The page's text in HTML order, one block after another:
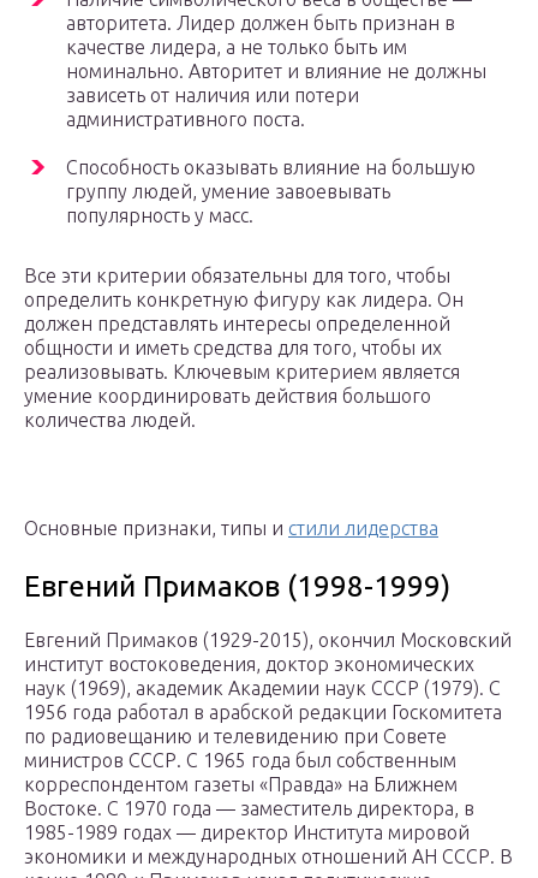
авторитета. Лидер должен быть признан в
качестве лидера, а не только быть им
номинально. Авторитет и влияние не должны
зависеть от наличия или потери
административного поста.
Способность оказывать влияние на большую
группу людей, умение завоевывать
популярность у масс.
Все эти критерии обязательны для того, чтобы
определить конкретную фигуру как лидера. Он
должен представлять интересы определенной
общности и иметь средства для того, чтобы их
реализовывать. Ключевым критерием является
умение координировать действия большого
количества людей.
Основные признаки, типы и стили лидерства
Евгений Примаков (1998-1999)
Евгений Примаков (1929-2015), окончил Московский
институт востоковедения, доктор экономических
наук (1969), академик Академии наук СССР (1979). С
1956 года работал в арабской редакции Госкомитета
по радиовещанию и телевидению при Совете
министров СССР. С 1965 года был собственным
корреспондентом газеты «Правда» на Ближнем
Востоке. С 1970 года — заместитель директора, в
1985-1989 годах — директор Института мировой
экономики и международных отношений АН СССР. В